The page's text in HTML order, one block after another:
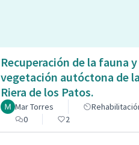
Recuperación de la fauna
vegetación autóctona de la
Riera de los Patos.
Mar Torres
0
2